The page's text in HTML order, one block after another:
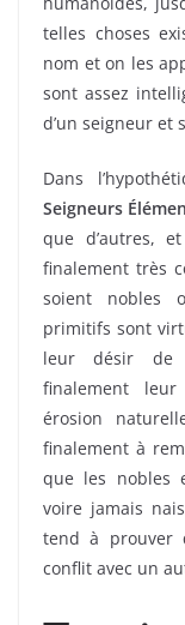
telles choses
nom et on les
sont assez
d’un seigneur et
Dans
Seigneurs
que d’autres,
finalement très
soient nobles
primitifs sont
leur désir de
finalement
érosion
finalement à
que les nobles
voire jamais
tend à prouver
conflit avec un